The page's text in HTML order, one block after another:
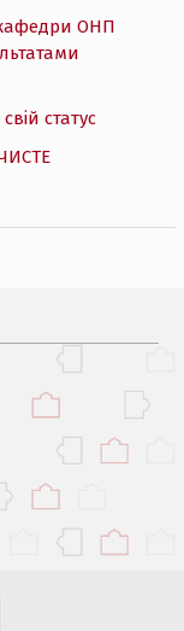
кафедри ОНП
статус